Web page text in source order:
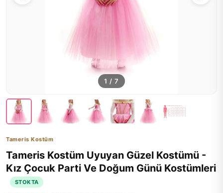
1 / 7
Tameris Kostüm
Tameris Kostüm Uyuyan Güzel Kostümü -
Kız Çocuk Parti Ve Doğum Günü Kostümleri
STOKTA